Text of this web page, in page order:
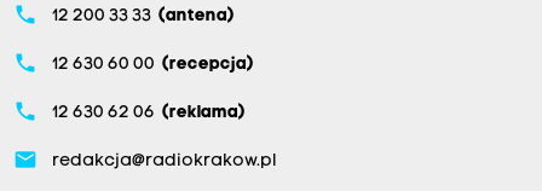
phone 12 200 33 33 (antena)
phone 12 630 60 00 (recepcja)
phone 12 630 62 06 (reklama)
email redakcja@radiokrakow.pl